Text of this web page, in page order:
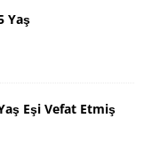
Yaş
Eşi Vefat Etmiş